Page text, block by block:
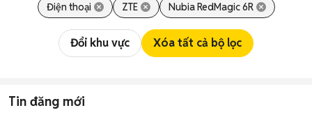
Điện thoại ZTE Nubia RedMagic 6R
Đổi khu vực Xóa tất cả bộ lọc
Tin đăng mới